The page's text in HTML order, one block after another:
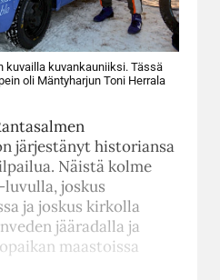
kuvailla kuvankauniiksi. Tässä
oli Mäntyharjun Toni Herrala
järjestänyt historiansa
Näistä kolme
joskus
ja joskus kirkolla
jääradalla ja
maastoissa